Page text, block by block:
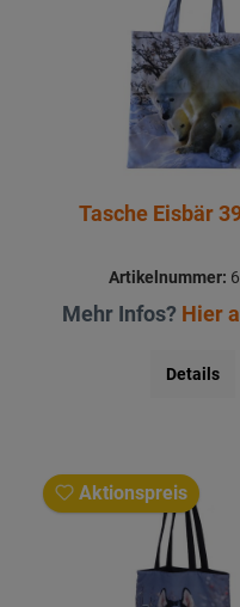
Tasche Eisbär
Artikelnummer:
Mehr Infos? Hier
Details
Aktionspreis